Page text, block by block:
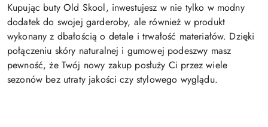
Kupując buty Old Skool, inwestujesz w nie tylko w modny
dodatek do swojej garderoby, ale również w produkt
wykonany z dbałością o detale i trwałość materiałów. Dzięki
połączeniu skóry naturalnej i gumowej podeszwy masz
pewność, że Twój nowy zakup posłuży Ci przez wiele
sezonów bez utraty jakości czy stylowego wyglądu.